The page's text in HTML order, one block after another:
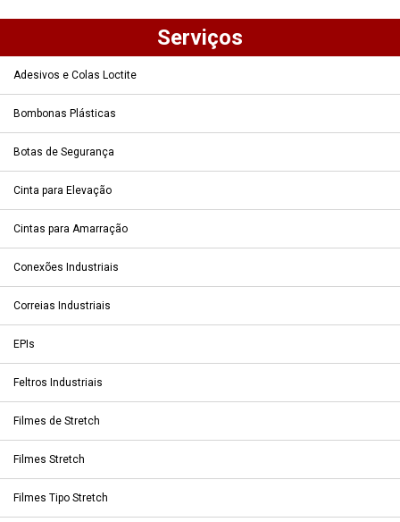
Serviços
Adesivos e Colas Loctite
Bombonas Plásticas
Botas de Segurança
Cinta para Elevação
Cintas para Amarração
Conexões Industriais
Correias Industriais
EPIs
Feltros Industriais
Filmes de Stretch
Filmes Stretch
Filmes Tipo Stretch